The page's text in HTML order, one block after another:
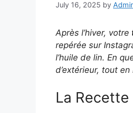
July 16, 2025 by
Après l’hiver, votre
repérée sur
l’huile de lin. En
d’extérieur, tout
La